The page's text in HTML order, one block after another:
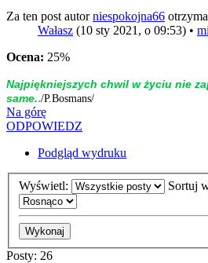
Za ten post autorniespokojna66
Wałasz (10 sty 2021, o 09:53) •
Ocena: 25%
Naj­piękniej­szych chwil w życiu nie
same../P.Bosmans/
Na górę
ODPOWIEDZ
Podgląd wydruku
Wyświetl: Sortuj
Posty: 26